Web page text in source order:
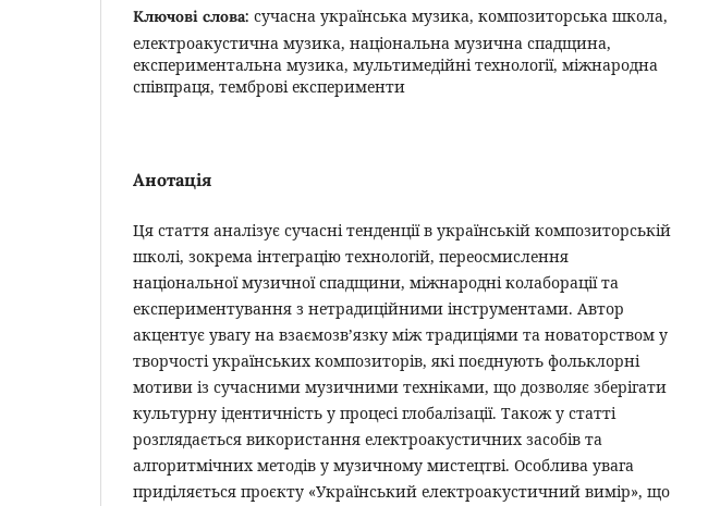
Ключові слова: сучасна українська музика, композиторська школа,
електроакустична музика, національна музична спадщина,
експериментальна музика, мультимедійні технології, міжнародна
співпраця, темброві експерименти
Анотація
Ця стаття аналізує сучасні тенденції в українській композиторській
школі, зокрема інтеграцію технологій, переосмислення
національної музичної спадщини, міжнародні колаборації та
експериментування з нетрадиційними інструментами. Автор
акцентує увагу на взаємозв’язку між традиціями та новаторством у
творчості українських композиторів, які поєднують фольклорні
мотиви із сучасними музичними техніками, що дозволяє зберігати
культурну ідентичність у процесі глобалізації. Також у статті
розглядається використання електроакустичних засобів та
алгоритмічних методів у музичному мистецтві. Особлива увага
приділяється проєкту «Український електроакустичний вимір», що